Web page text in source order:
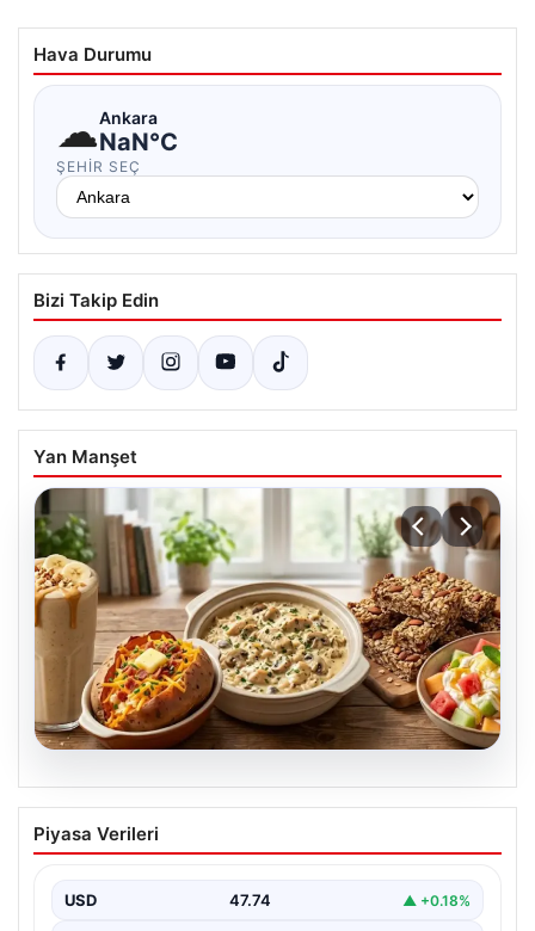
Hava Durumu
☁Ankara
NaN°C
ŞEHIR SEÇ
Bizi Takip Edin
Yan Manşet
06.08.2026
Tartıdaki Rakamları Artırmak İçin
Sağlıklı ve Yüksek Kalorili 5 Tarif
rahatsızlık hissi yaratmadan, dengeli ve kalori
açısından…
Piyasa Verileri
USD 47.74 ▲ +0.18%